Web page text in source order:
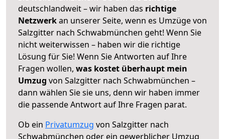
deutschlandweit – wir haben das richtige
Netzwerkan unserer Seite, wenn es Umzüge von
Salzgitter nach Schwabmünchen geht! Wenn Sie
nicht weiterwissen – haben wir die richtige
Lösung für Sie! Wenn Sie Antworten auf Ihre
Fragen wollen, was kostet überhaupt mein
Umzug von Salzgitter nach Schwabmünchen –
dann wählen Sie sie uns, denn wir haben immer
die passende Antwort auf Ihre Fragen parat.
Ob ein Privatumzug von Salzgitter nach
Schwabmünchen oder ein gewerblicher Umzug